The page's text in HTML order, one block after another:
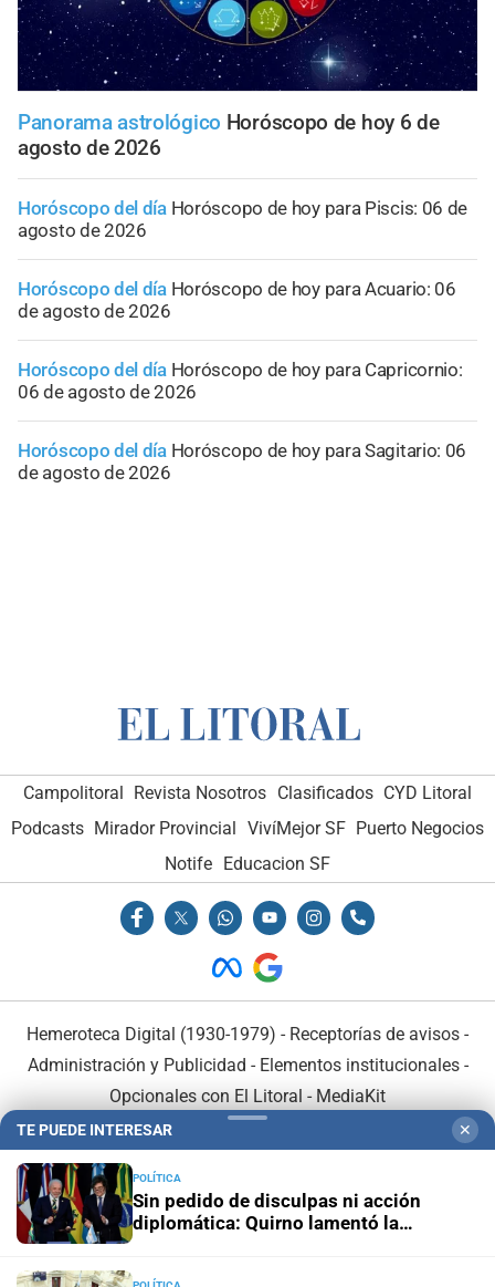
Panorama astrológico Horóscopo de hoy 6 de
agosto de 2026
Horóscopo del día Horóscopo de hoy para Piscis: 06 de
agosto de 2026
Horóscopo del día Horóscopo de hoy para Acuario: 06
de agosto de 2026
Horóscopo del día Horóscopo de hoy para Capricornio:
06 de agosto de 2026
Horóscopo del día Horóscopo de hoy para Sagitario: 06
de agosto de 2026
Campolitoral Revista Nosotros Clasificados CYD Litoral
Podcasts Mirador Provincial VivíMejor SF Puerto Negocios
Notife
Educacion SF
Hemeroteca Digital (1930-1979) - Receptorías de avisos -
Administración y Publicidad - Elementos institucionales-
Opcionales con El Litoral - MediaKit
TE PUEDE INTERESAR ✕
POLÍTICA
Sin pedido de disculpas ni acción
diplomática: Quirno lamentó la